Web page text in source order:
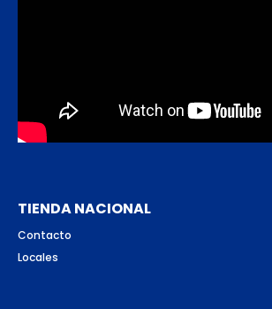
TIENDA NACIONAL
Contacto
Locales